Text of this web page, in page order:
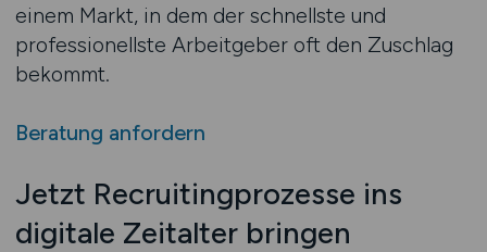
einem Markt, in dem der schnellste und
professionellste Arbeitgeber oft den Zuschlag
bekommt.
Beratung anfordern
Jetzt Recruitingprozesse ins
digitale Zeitalter bringen